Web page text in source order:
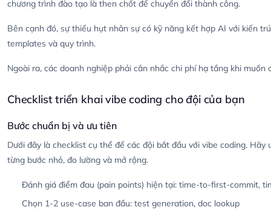
chương trình đào tạo là then chốt để chuyển đổi thành công.
Bên cạnh đó, sự thiếu hụt nhân sự có kỹ năng kết hợp AI với kiến
templates và quy trình.
Ngoài ra, các doanh nghiệp phải cân nhắc chi phí hạ tầng khi
Checklist triển khai vibe coding cho đội của bạn
Bước chuẩn bị và ưu tiên
Dưới đây là checklist cụ thể để các đội bắt đầu với vibe coding.
từng bước nhỏ, đo lường và mở rộng.
Đánh giá điểm đau (pain points) hiện tại: time-to-first-commit,
Chọn 1-2 use-case ban đầu: test generation, doc lookup